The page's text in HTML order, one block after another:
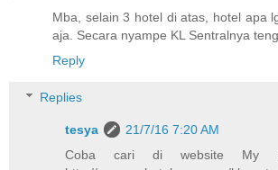
Mba, selain 3 hotel di atas, hotel apa
aja. Secara nyampe KL Sentralnya
Reply
Replies
tesya
21/7/16 7:20 AM
Coba cari di website My